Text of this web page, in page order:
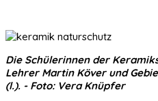
Die Schülerinnen der
Lehrer Martin Köver und
(l.). - Foto: Vera Knüpfer